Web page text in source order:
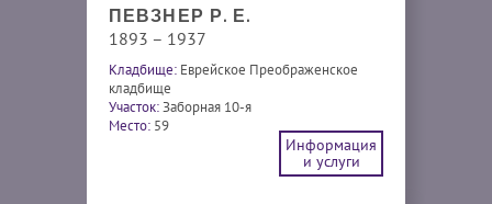
ПЕВЗНЕР Р. Е.
1893 – 1937
Кладбище: Еврейское Преображенское
кладбище
Участок:Заборная 10-я
Место: 59
Информация
и услуги